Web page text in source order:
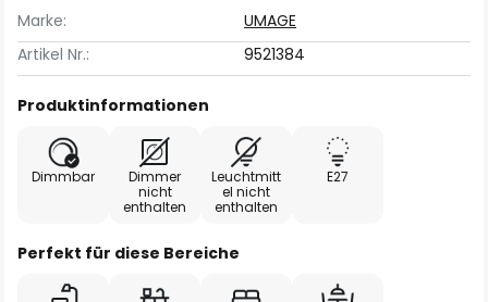
Marke:
UMAGE
Artikel Nr.:
9521384
Produktinformationen
Dimmbar
Dimmer
nicht
enthalten
Leuchtmitt
el nicht
enthalten
E27
Perfekt für diese Bereiche